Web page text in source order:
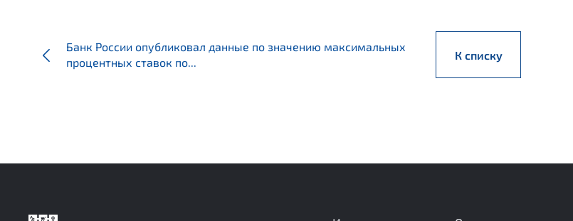
Банк России опубликовал данные по значению максимальных
процентных ставок по...
К списку